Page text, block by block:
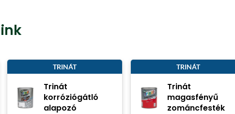
TRINÁT
Trinát
korróziógátló
alapozó
TRINÁT
Trinát
magasfényű
zománcfesték